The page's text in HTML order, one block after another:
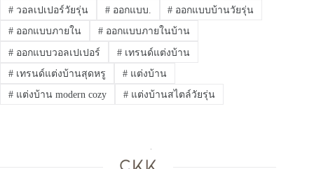
#วอลเปเปอร์วัยรุ่น #ออกแบบ. # ออกแบบบ้านวัยรุ่น
#ออกแบบภายใน #ออกแบบภายในบ้าน
#ออกแบบวอลเปเปอร์ #เทรนด์แต่งบ้าน
#เทรนด์แต่งบ้านสุดหรู #แต่งบ้าน
#แต่งบ้าน modern cozy #แต่งบ้านสไตล์วัยรุ่น